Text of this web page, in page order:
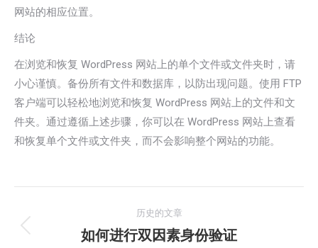
网站的相应位置。
结论
在浏览和恢复 WordPress 网站上的单个文件或文件夹时，请
小心谨慎。备份所有文件和数据库，以防出现问题。使用 FTP
客户端可以轻松地浏览和恢复 WordPress 网站上的文件和文
件夹。通过遵循上述步骤，你可以在 WordPress 网站上查看
和恢复单个文件或文件夹，而不会影响整个网站的功能。
章
历史的文章
历
如何进行双因素身份验证